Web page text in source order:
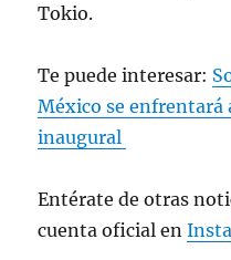
Tokio.
Te puede interesar:
México se enfrentará
inaugural
Entérate de otras
cuenta oficial en